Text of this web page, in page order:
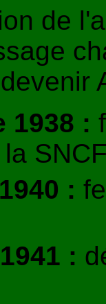
de
1938 :
:
: